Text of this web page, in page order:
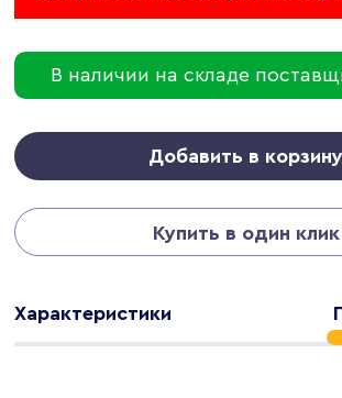
В наличии на складе
Добавить в корзину
Купить в один клик
Характеристики